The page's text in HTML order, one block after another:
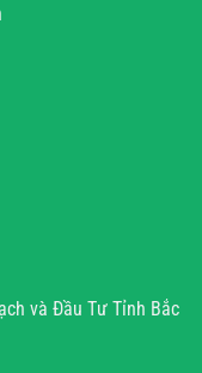
và Đầu Tư Tỉnh Bắc